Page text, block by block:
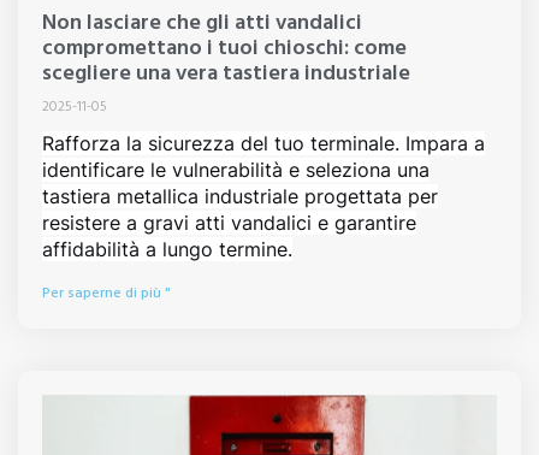
Non lasciare che gli atti vandalici
compromettano i tuoi chioschi: come
scegliere una vera tastiera industriale
2025-11-05
Rafforza la sicurezza del tuo terminale. Impara a
identificare le vulnerabilità e seleziona una
tastiera metallica industriale progettata per
resistere a gravi atti vandalici e garantire
affidabilità a lungo termine.
Per saperne di più "